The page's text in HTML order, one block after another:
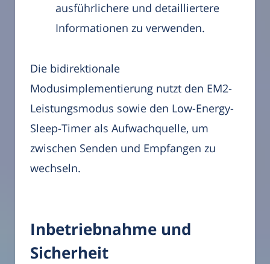
ausführlichere und detailliertere
Informationen zu verwenden.
Die bidirektionale
Modusimplementierung nutzt den EM2-
Leistungsmodus sowie den Low-Energy-
Sleep-Timer als Aufwachquelle, um
zwischen Senden und Empfangen zu
wechseln.
Inbetriebnahme und
Sicherheit